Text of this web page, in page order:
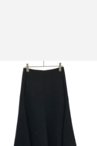
ーヌ フィービーファイロ ウールロ
ングスカート 2 2M02/3103